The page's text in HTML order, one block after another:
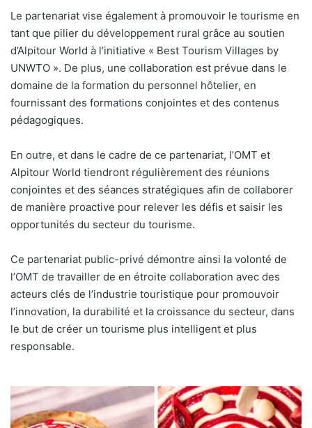
Le partenariat vise également à promouvoir le tourisme en
tant que pilier du développement rural grâce au soutien
d’Alpitour World à l’initiative « Best Tourism Villages by
UNWTO ». De plus, une collaboration est prévue dans le
domaine de la formation du personnel hôtelier, en
fournissant des formations conjointes et des contenus
pédagogiques.
En outre, et dans le cadre de ce partenariat, l’OMT et
Alpitour World tiendront régulièrement des réunions
conjointes et des séances stratégiques afin de collaborer
de manière proactive pour relever les défis et saisir les
opportunités du secteur du tourisme.
Ce partenariat public-privé démontre ainsi la volonté de
l’OMT de travailler de en étroite collaboration avec des
acteurs clés de l’industrie touristique pour promouvoir
l’innovation, la durabilité et la croissance du secteur, dans
le but de créer un tourisme plus intelligent et plus
responsable.
La
pizzetta
aux